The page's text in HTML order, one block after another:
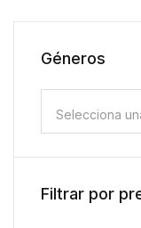
Géneros
Selecciona
Filtrar por